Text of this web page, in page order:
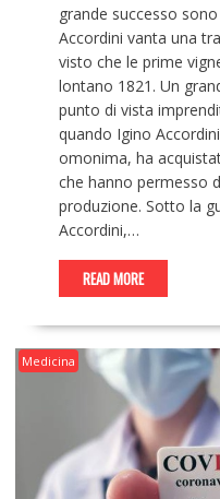
grande successo
Accordini vanta una
visto che le prime
lontano 1821. Un
punto di vista
quando Igino
omonima, ha
che hanno permesso
produzione. Sotto la
Accordini,…
READ MORE
Medicina